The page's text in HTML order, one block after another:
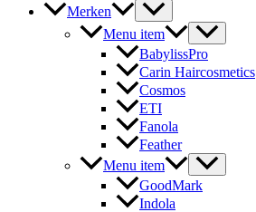
Merken
Menu item
BabylissPro
Carin Haircosmetics
Cosmos
ETI
Fanola
Feather
Menu item
GoodMark
Indola